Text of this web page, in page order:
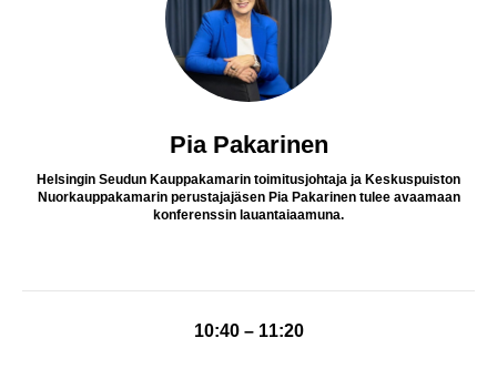
Pia Pakarinen
Helsingin Seudun Kauppakamarin toimitusjohtaja ja Keskuspuiston
Nuorkauppakamarin perustajajäsen Pia Pakarinen tulee avaamaan
konferenssin lauantaiaamuna.
10:40 – 11:20